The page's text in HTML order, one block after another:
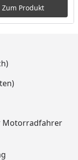
Zum Produkt
Motorradfahrer